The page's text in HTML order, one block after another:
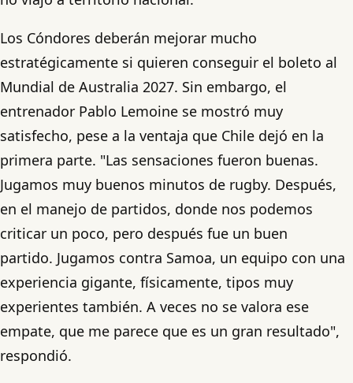
Los Cóndores deberán mejorar mucho
estratégicamente si quieren conseguir el boleto al
Mundial de Australia 2027. Sin embargo, el
entrenador Pablo Lemoine se mostró muy
satisfecho, pese a la ventaja que Chile dejó en la
primera parte. "Las sensaciones fueron buenas.
Jugamos muy buenos minutos de rugby. Después,
en el manejo de partidos, donde nos podemos
criticar un poco, pero después fue un buen
partido. Jugamos contra Samoa, un equipo con una
experiencia gigante, físicamente, tipos muy
experientes también. A veces no se valora ese
empate, que me parece que es un gran resultado",
respondió.